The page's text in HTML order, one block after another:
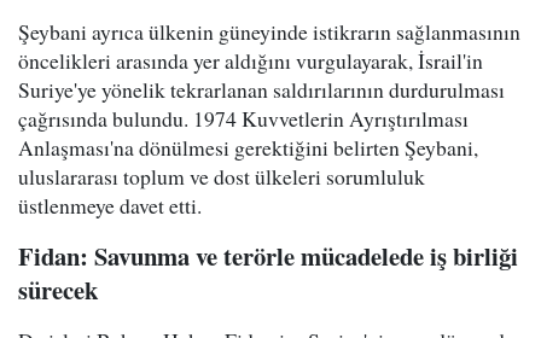
Şeybani ayrıca ülkenin güneyinde istikrarın sağlanmasının
öncelikleri arasında yer aldığını vurgulayarak, İsrail'in
Suriye'ye yönelik tekrarlanan saldırılarının durdurulması
çağrısında bulundu. 1974 Kuvvetlerin Ayrıştırılması
Anlaşması'na dönülmesi gerektiğini belirten Şeybani,
uluslararası toplum ve dost ülkeleri sorumluluk
üstlenmeye davet etti.
Fidan: Savunma ve terörle mücadelede iş birliği
sürecek